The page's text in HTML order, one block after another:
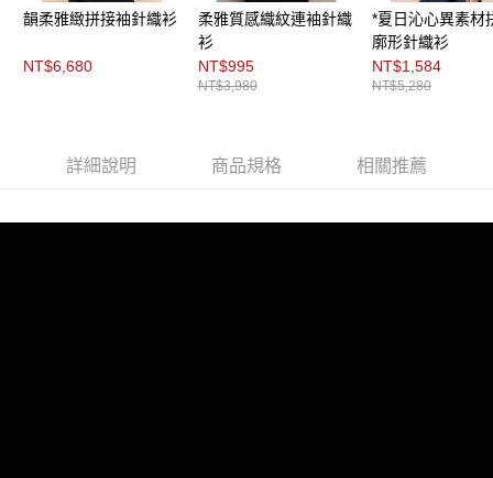
韻柔雅緻拼接袖針織衫
NT$6,680
柔雅質感織紋連袖針織
衫
NT$995
NT$3,980
*夏日沁心異素材
廓形針織衫
NT$1,584
NT$5,280
詳細說明 商品規格 相關推薦